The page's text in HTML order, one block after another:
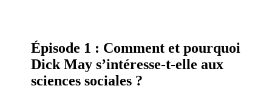
Épisode 1 : Comment et pourquoi
Dick May s’intéresse-t-elle aux
sciences sociales ?